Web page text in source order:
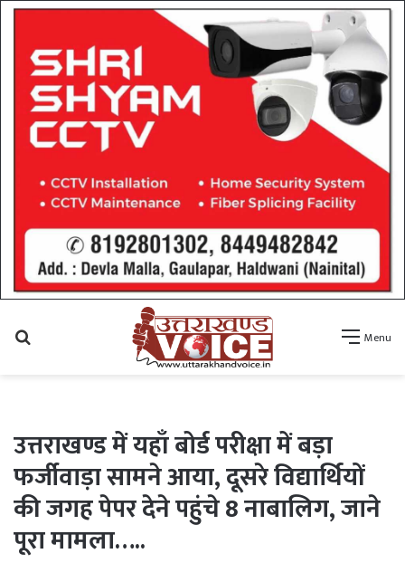
Menu
उत्तराखण्ड में यहाँ बोर्ड परीक्षा में बड़ा
फर्जीवाड़ा सामने आया, दूसरे विद्यार्थियों
की जगह पेपर देने पहुंचे 8 नाबालिग, जाने
पूरा मामला…..